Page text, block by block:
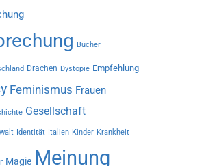
Bücher
Drachen Dystopie Empfehlung
Feminismus Frauen
Gesellschaft
Identität Italien Kinder Krankheit
Magie Meinung